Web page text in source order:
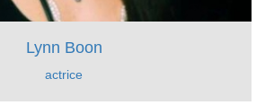
Lynn Boon
actrice